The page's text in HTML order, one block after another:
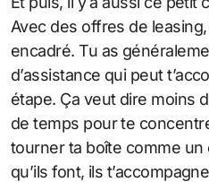
Avec des offres de
encadré. Tu as
d’assistance qui peut
étape. Ça veut dire moins
de temps pour te
tourner ta boîte comme un
qu’ils font, ils